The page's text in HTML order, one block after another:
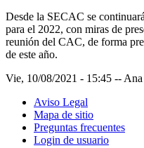
Desde la SECAC se
para el 2022, con miras de
reunión del CAC, de forma
de este año.
Vie, 10/08/2021 - 15:45 --
Aviso Legal
Mapa de sitio
Preguntas frecuentes
Login de usuario